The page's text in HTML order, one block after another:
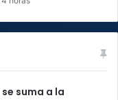
suma a la